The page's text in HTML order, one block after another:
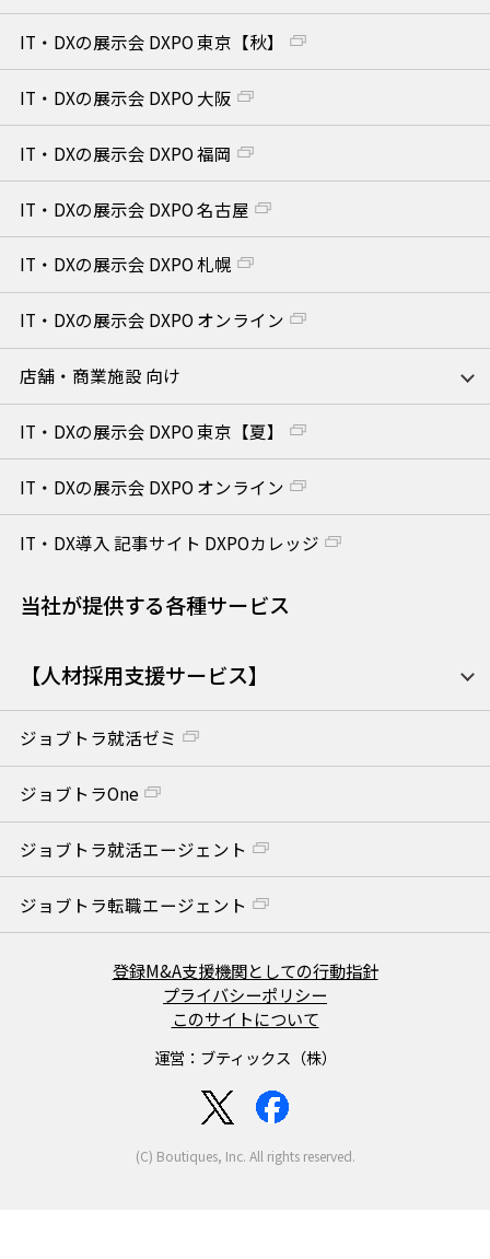
IT・DXの展示会 DXPO 東京【秋】
IT・DXの展示会 DXPO 大阪
IT・DXの展示会 DXPO 福岡
IT・DXの展示会 DXPO 名古屋
IT・DXの展示会 DXPO 札幌
IT・DXの展示会 DXPO オンライン
店舗・商業施設 向け
IT・DXの展示会 DXPO 東京【夏】
IT・DXの展示会 DXPO オンライン
IT・DX導入 記事サイト DXPOカレッジ
当社が提供する各種サービス
【人材採用支援サービス】
ジョブトラ就活ゼミ
ジョブトラOne
ジョブトラ就活エージェント
ジョブトラ転職エージェント
登録M&A支援機関としての行動指針
プライバシーポリシー
このサイトについて
運営：ブティックス（株）
(C) Boutiques, Inc. All rights reserved.